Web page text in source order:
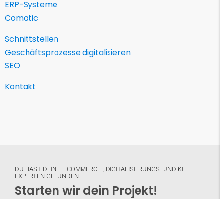
ERP-Systeme
Comatic
Schnittstellen
Geschäftsprozesse digitalisieren
SEO
Kontakt
DU HAST DEINE E-COMMERCE-, DIGITALISIERUNGS- UND KI-
EXPERTEN GEFUNDEN.
Starten wir dein Projekt!